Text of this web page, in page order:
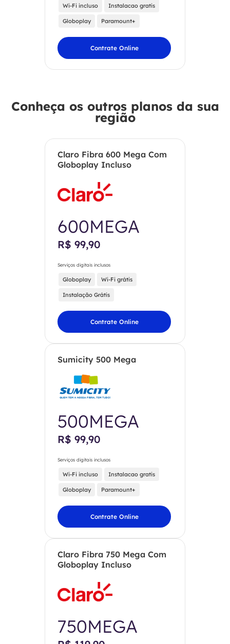
Wi-Fi incluso Instalacao gratis
Globoplay Paramount+
Contrate Online
Conheça os outros planos da sua
região
Claro Fibra 600 Mega Com
Globoplay Incluso
600MEGA
R$ 99,90
Serviços digitais inclusos
Globoplay Wi-Fi grátis
Instalação Grátis
Contrate Online
Sumicity 500 Mega
500MEGA
R$ 99,90
Serviços digitais inclusos
Wi-Fi incluso Instalacao gratis
Globoplay Paramount+
Contrate Online
Claro Fibra 750 Mega Com
Globoplay Incluso
750MEGA